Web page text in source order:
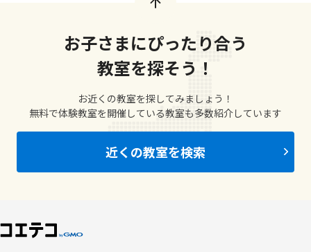
お子さまにぴったり合う
教室を探そう！
お近くの教室を探してみましょう！
無料で体験教室を開催している教室も多数紹介しています
近くの教室を検索